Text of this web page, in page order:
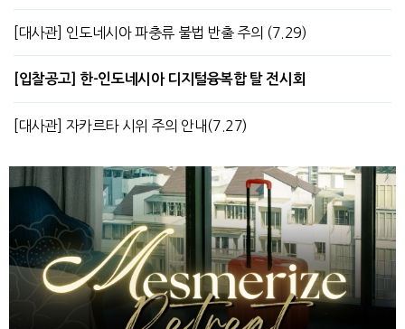
[대사관] 인도네시아 파충류 불법 반출 주의 (7.29)
[입찰공고] 한-인도네시아 디지털융복합 탈 전시회
[대사관] 자카르타 시위 주의 안내(7.27)